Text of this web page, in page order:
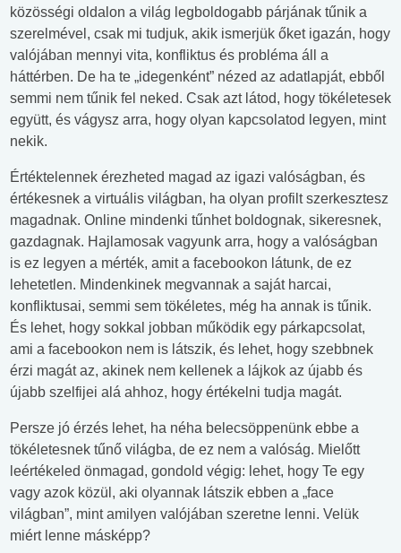
közösségi oldalon a világ legboldogabb párjának tűnik a
szerelmével, csak mi tudjuk, akik ismerjük őket igazán, hogy
valójában mennyi vita, konfliktus és probléma áll a
háttérben. De ha te „idegenként” nézed az adatlapját, ebből
semmi nem tűnik fel neked. Csak azt látod, hogy tökéletesek
együtt, és vágysz arra, hogy olyan kapcsolatod legyen, mint
nekik.
Értéktelennek érezheted magad az igazi valóságban, és
értékesnek a virtuális világban, ha olyan profilt szerkesztesz
magadnak. Online mindenki tűnhet boldognak, sikeresnek,
gazdagnak. Hajlamosak vagyunk arra, hogy a valóságban
is ez legyen a mérték, amit a facebookon látunk, de ez
lehetetlen. Mindenkinek megvannak a saját harcai,
konfliktusai, semmi sem tökéletes, még ha annak is tűnik.
És lehet, hogy sokkal jobban működik egy párkapcsolat,
ami a facebookon nem is látszik, és lehet, hogy szebbnek
érzi magát az, akinek nem kellenek a lájkok az újabb és
újabb szelfijei alá ahhoz, hogy értékelni tudja magát.
Persze jó érzés lehet, ha néha belecsöppenünk ebbe a
tökéletesnek tűnő világba, de ez nem a valóság. Mielőtt
leértékeled önmagad, gondold végig: lehet, hogy Te egy
vagy azok közül, aki olyannak látszik ebben a „face
világban”, mint amilyen valójában szeretne lenni. Velük
miért lenne másképp?